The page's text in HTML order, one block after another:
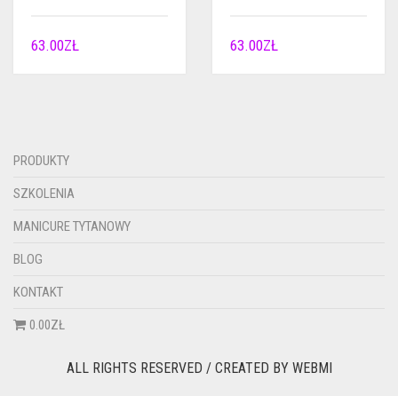
63.00ZŁ 63.00ZŁ
PRODUKTY
SZKOLENIA
MANICURE TYTANOWY
BLOG
KONTAKT
0.00ZŁ
ALL RIGHTS RESERVED / CREATED BY WEBMI